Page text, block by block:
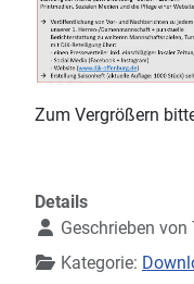
Zum Vergrößern
Details
Geschrieben von
Kategorie: